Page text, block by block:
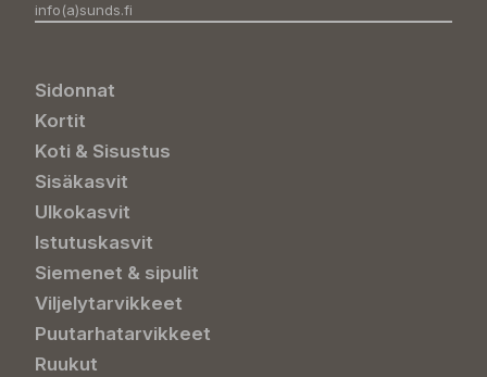
info(a)sunds.fi
Sidonnat
Kortit
Koti & Sisustus
Sisäkasvit
Ulkokasvit
Istutuskasvit
Siemenet & sipulit
Viljelytarvikkeet
Puutarhatarvikkeet
Ruukut